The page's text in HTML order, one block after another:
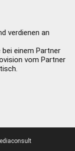
verdienen an
einem Partner
vom Partner